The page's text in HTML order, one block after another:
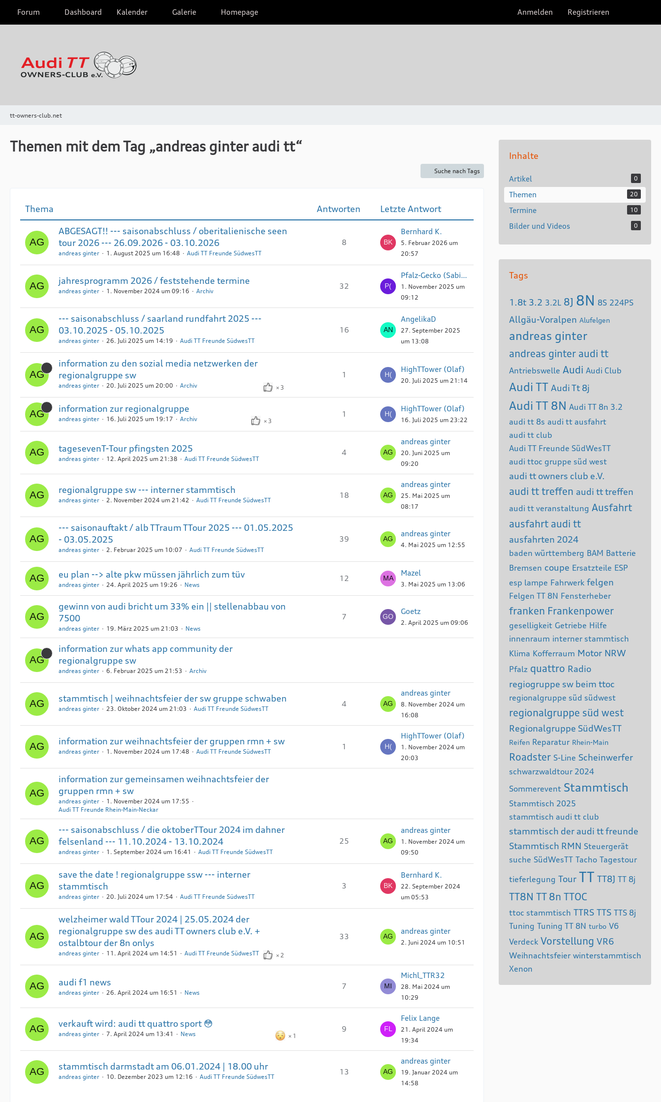
Forum Dashboard Kalender Galerie Homepage Anmelden Registrieren
tt-owners-club.net
Themen mit dem Tag „andreas ginter audi tt“
Suche nach Tags
Thema Antworten Letzte Antwort
ABGESAGT!! --- saisonabschluss / oberitalienische seen
tour 2026 --- 26.09.2026 - 03.10.2026
andreas ginter 1. August 2025 um 16:48 Audi TT Freunde SüdwesTT
8
Bernhard K.
5. Februar 2026 um
20:57
jahresprogramm 2026 / feststehende termine
andreas ginter 1. November 2024 um 09:16 Archiv
32
Pfalz-Gecko (Sabine)
1. November 2025 um
09:12
--- saisonabschluss / saarland rundfahrt 2025 ---
03.10.2025 - 05.10.2025
andreas ginter 26. Juli 2025 um 14:19 Audi TT Freunde SüdwesTT
16
AngelikaD
27. September 2025
um 13:08
information zu den sozial media netzwerken der
regionalgruppe sw
3
andreas ginter 20. Juli 2025 um 20:00 Archiv
1
HighTTower (Olaf)
20. Juli 2025 um 21:14
information zur regionalgruppe
3
andreas ginter 16. Juli 2025 um 19:17 Archiv
1
HighTTower (Olaf)
16. Juli 2025 um 23:22
tagesevenT-Tour pfingsten 2025
andreas ginter 12. April 2025 um 21:38 Audi TT Freunde SüdwesTT
4
andreas ginter
20. Juni 2025 um
09:20
regionalgruppe sw --- interner stammtisch
andreas ginter 2. November 2024 um 21:42 Audi TT Freunde SüdwesTT
18
andreas ginter
25. Mai 2025 um
08:17
--- saisonauftakt / alb TTraum TTour 2025 --- 01.05.2025
- 03.05.2025
andreas ginter 2. Februar 2025 um 10:07 Audi TT Freunde SüdwesTT
39
andreas ginter
4. Mai 2025 um 12:55
eu plan --> alte pkw müssen jährlich zum tüv
andreas ginter 24. April 2025 um 19:26 News
12
Mazel
3. Mai 2025 um 13:06
gewinn von audi bricht um 33% ein || stellenabbau von
7500
andreas ginter 19. März 2025 um 21:03 News
7
Goetz
2. April 2025 um 09:06
information zur whats app community der
regionalgruppe sw
andreas ginter 6. Februar 2025 um 21:53 Archiv
stammtisch | weihnachtsfeier der sw gruppe schwaben
andreas ginter 23. Oktober 2024 um 21:03 Audi TT Freunde SüdwesTT
4
andreas ginter
8. November 2024 um
16:08
information zur weihnachtsfeier der gruppen rmn + sw
andreas ginter 1. November 2024 um 17:48 Audi TT Freunde SüdwesTT
1
HighTTower (Olaf)
1. November 2024 um
20:03
information zur gemeinsamen weihnachtsfeier der
gruppen rmn + sw
andreas ginter
1. November 2024 um 17:55
Audi TT Freunde Rhein-Main-Neckar
--- saisonabschluss / die oktoberTTour 2024 im dahner
felsenland --- 11.10.2024 - 13.10.2024
andreas ginter 1. September 2024 um 16:41 Audi TT Freunde SüdwesTT
25
andreas ginter
1. November 2024 um
09:50
save the date ! regionalgruppe ssw --- interner
stammtisch
andreas ginter 20. Juli 2024 um 17:54 Audi TT Freunde SüdwesTT
3
Bernhard K.
22. September 2024
um 05:53
welzheimer wald TTour 2024 | 25.05.2024 der
regionalgruppe sw des audi TT owners club e.V. +
ostalbtour der 8n onlys
2
andreas ginter 11. April 2024 um 14:51 Audi TT Freunde SüdwesTT
33
andreas ginter
2. Juni 2024 um 10:51
audi f1 news
andreas ginter 26. April 2024 um 16:51 News
7
Michl_TTR32
28. Mai 2024 um
10:29
verkauft wird: audi tt quattro sport 😳
1
andreas ginter 7. April 2024 um 13:41 News
9
Felix Lange
21. April 2024 um
19:34
stammtisch darmstadt am 06.01.2024 | 18.00 uhr
andreas ginter 10. Dezember 2023 um 12:16 Audi TT Freunde SüdwesTT
13
andreas ginter
19. Januar 2024 um
14:58
Inhalte
Artikel 0
Themen 20
Termine 10
Bilder und Videos 0
Tags
1.8t 3.2 3.2L 8J 8N 8S 224PS
Allgäu-Voralpen Alufelgen
andreas ginter
andreas ginter audi tt
Antriebswelle Audi Audi Club
Audi TT Audi Tt 8j
Audi TT 8N Audi TT 8n 3.2
audi tt 8s audi tt ausfahrt
audi tt club
Audi TT Freunde SüdWesTT
audi ttoc gruppe süd west
audi tt owners club e.V.
audi tt treffen audi tt treffen
audi tt veranstaltung Ausfahrt
ausfahrt audi tt
ausfahrten 2024
baden württemberg BAM Batterie
Bremsen coupe Ersatzteile ESP
esp lampe Fahrwerk felgen
Felgen TT 8N Fensterheber
franken Frankenpower
geselligkeit Getriebe Hilfe
innenraum interner stammtisch
Klima Kofferraum Motor NRW
Pfalz quattro Radio
regiogruppe sw beim ttoc
regionalgruppe süd südwest
regionalgruppe süd west
Regionalgruppe SüdWesTT
Reifen Reparatur Rhein-Main
Roadster S-Line Scheinwerfer
schwarzwaldtour 2024
Sommerevent Stammtisch
Stammtisch 2025
stammtisch audi tt club
stammtisch der audi tt freunde
Stammtisch RMN Steuergerät
suche SüdWesTT Tacho Tagestour
tieferlegung Tour TT TT8J TT 8j
TT8N TT 8n TTOC
ttoc stammtisch TTRS TTS TTS 8j
Tuning Tuning TT 8N turbo V6
Verdeck Vorstellung VR6
Weihnachtsfeier winterstammtisch
Xenon